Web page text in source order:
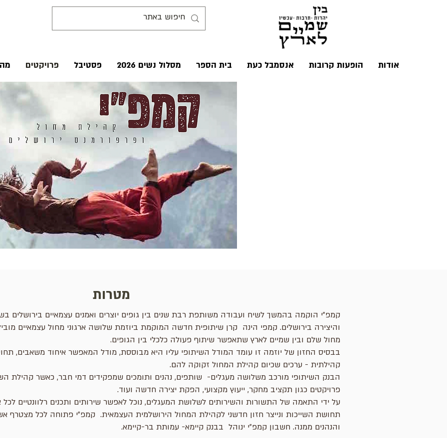
אודות הופעות קרובות אנסמבל כעת בית הספר מסלול נשים 2026 פסטיבל פרויקטים
מטרות
קמפ״י הוקמה בהמשך לשיח ועבודה משותפת רבת שנים בין גופים יוצרים ואמנים עצמאיים
והיצירה בירושלים. קמפי הינה קרן שיתופית חדשה המוקמת ביוזמת שלושה ארגוני מחול עצמאיים
מחול שלם ובין שמיים לארץ שתאפשר שיתוף פעולה כלכלי בין הגופים.
בבסיס החזון של יוזמה זו עומד המודל השיתופי עליו היא מבוססת, מודל המאפשר איחוד משאבים,
קהילתית - ערכים שכיום קהילת המחול זקוקה להם.
הבנק השיתופי מורכב משלושה מעגלים- שותפים, נהנים ותומכים שמפקידים דמי חבר, כאשר קהילת
פרויקטים כגון תקציב מחקר, ייעוץ מקצועי, הפקת יצירה חדשה ועוד.
על ידי התאמה של התשורות והשירותים לשלושת המעגלים, נוכל לאפשר שירותים ותכנים רלוונטיים
תחושת השייכות ונייצר חזון חדשני לקהילת המחול הירושלמית העצמאית. קמפ״י פתוחה לכל מצטרף
והנהנים ממנה. חשבון קמפ״י ינוהל בבנק קיימא- עמותת בר-קיימא.